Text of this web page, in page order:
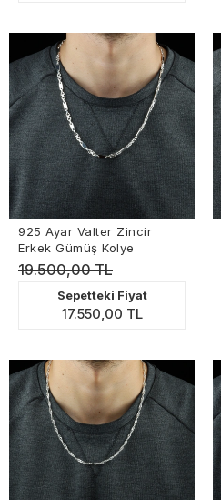
925 Ayar Valter Zincir
Erkek Gümüş Kolye
19.500,00 TL
Sepetteki Fiyat
17.550,00 TL